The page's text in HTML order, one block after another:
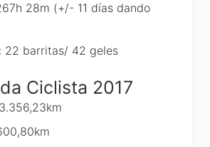
28m (+/- 11 días dando
22 barritas/ 42 geles
Ciclista 2017